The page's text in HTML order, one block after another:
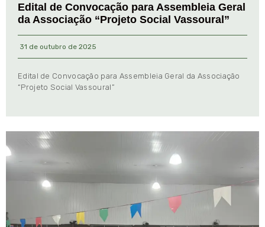
Edital de Convocação para Assembleia Geral
da Associação “Projeto Social Vassoural”
31 de outubro de 2025
Edital de Convocação para Assembleia Geral da Associação
“Projeto Social Vassoural”